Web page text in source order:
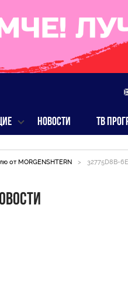
НОВОСТИ ТВ
от MORGENSHTERN > 32775D8B-